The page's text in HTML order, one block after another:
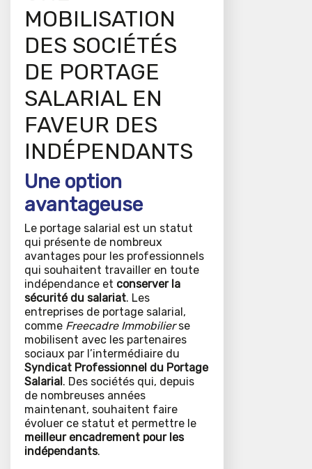
MOBILISATION
DES SOCIÉTÉS
DE PORTAGE
SALARIAL EN
FAVEUR DES
INDÉPENDANTS
Une option
avantageuse
Le portage salarial est un statut
qui présente de nombreux
avantages pour les professionnels
qui souhaitent travailler en toute
indépendance et conserver la
sécurité du salariat. Les
entreprises de portage salarial,
comme Freecadre Immobilierse
mobilisent avec les partenaires
sociaux par l’intermédiaire du
Syndicat Professionnel du Portage
Salarial. Des sociétés qui, depuis
de nombreuses années
maintenant, souhaitent faire
évoluer ce statut et permettre le
meilleur encadrement pour les
indépendants.